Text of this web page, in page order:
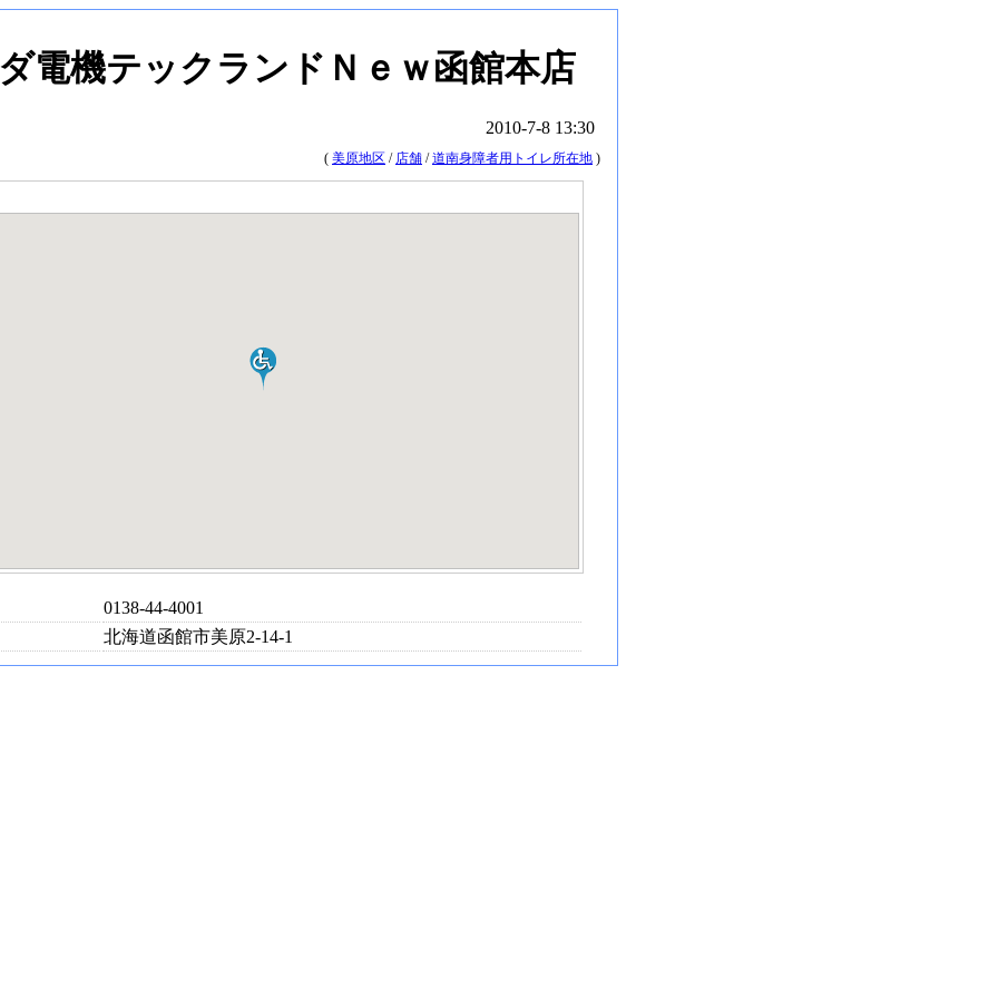
電機テックランドＮｅｗ函館本店
2010-7-8 13:30
( 美原地区 / 店舗 /道南身障者用トイレ所在地 )
0138-44-4001
北海道函館市美原2-14-1